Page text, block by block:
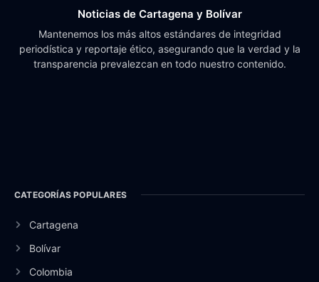
Noticias de Cartagena y Bolívar
Mantenemos los más altos estándares de integridad
periodística y reportaje ético, asegurando que la verdad y la
transparencia prevalezcan en todo nuestro contenido.
CATEGORÍAS POPULARES
Cartagena
Bolívar
Colombia